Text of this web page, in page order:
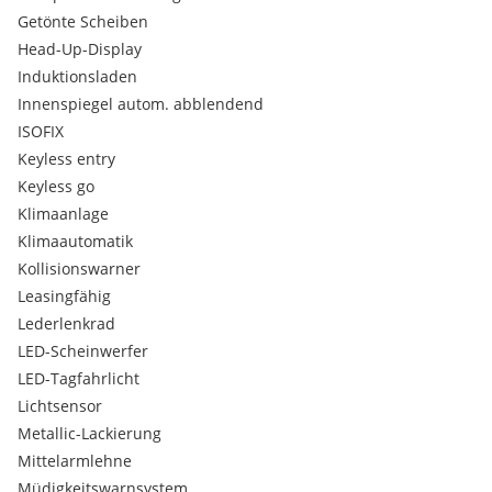
Getönte Scheiben
Head-Up-Display
Induktionsladen
Innenspiegel autom. abblendend
ISOFIX
Keyless entry
Keyless go
Klimaanlage
Klimaautomatik
Kollisionswarner
Leasingfähig
Lederlenkrad
LED-Scheinwerfer
LED-Tagfahrlicht
Lichtsensor
Metallic-Lackierung
Mittelarmlehne